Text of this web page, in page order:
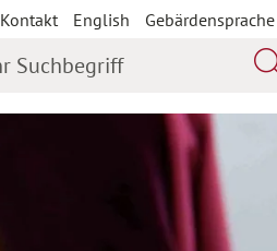
Kontakt English Gebärdensprache